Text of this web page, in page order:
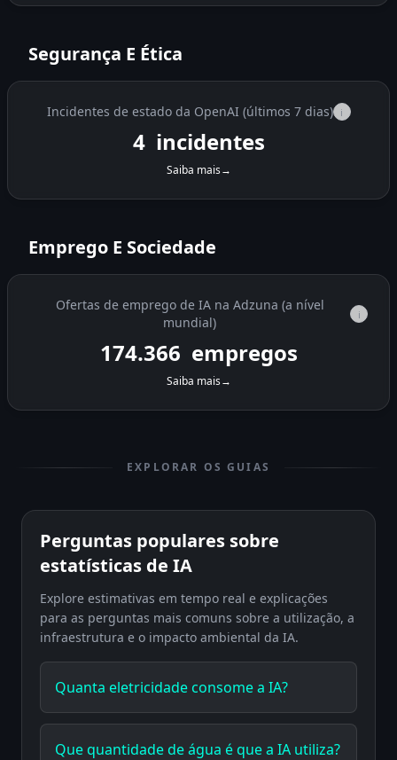
Segurança E Ética
Incidentes de estado da OpenAI (últimos 7 dias) i
4 incidentes
Saiba mais→
Emprego E Sociedade
Ofertas de emprego de IA na Adzuna (a nível
mundial)
i
174.366 empregos
Saiba mais→
EXPLORAR OS GUIAS
Perguntas populares sobre
estatísticas de IA
Explore estimativas em tempo real e explicações
para as perguntas mais comuns sobre a utilização, a
infraestrutura e o impacto ambiental da IA.
Quanta eletricidade consome a IA?
Que quantidade de água é que a IA utiliza?